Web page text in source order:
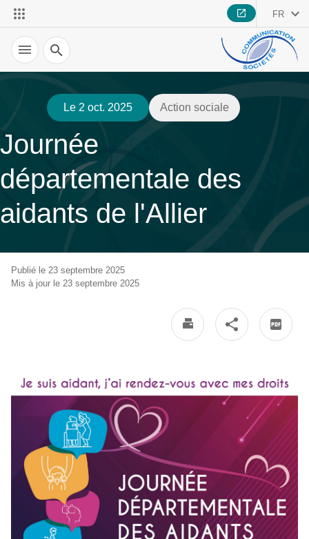
FR
Recherche
Le 2 oct. 2025 Action sociale
Journée
départementale des
aidants de l'Allier
Publié le 23 septembre 2025
Mis à jour le 23 septembre 2025